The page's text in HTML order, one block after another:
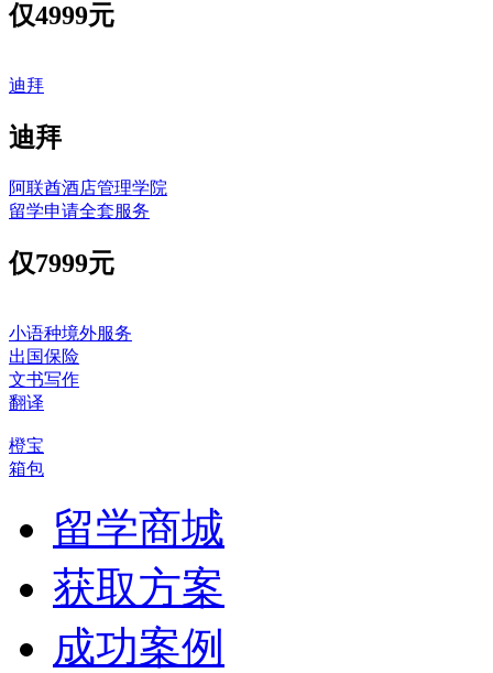
仅4999元
迪拜
迪拜
阿联酋酒店管理学院
留学申请全套服务
仅7999元
小语种境外服务
出国保险
文书写作
翻译
橙宝
箱包
留学商城
获取方案
成功案例